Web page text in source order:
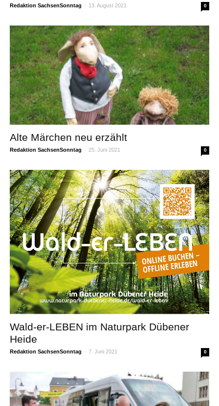
Redaktion SachsenSonntag - 13. August 2021 0
Alte Märchen neu erzählt
Redaktion SachsenSonntag - 25. Juni 2021 0
Wald-er-LEBEN im Naturpark Dübener
Heide
Redaktion SachsenSonntag - 7. Juni 2021 0